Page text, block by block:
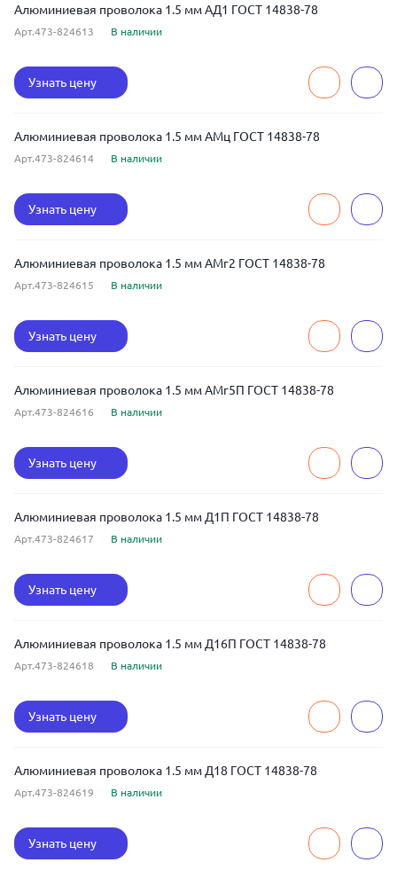
Алюминиевая проволока 1.5 мм АД1 ГОСТ 14838-78
Арт.473-824613 В наличии
Узнать цену
Алюминиевая проволока 1.5 мм АМц ГОСТ 14838-78
Арт.473-824614 В наличии
Узнать цену
Алюминиевая проволока 1.5 мм АМг2 ГОСТ 14838-78
Арт.473-824615 В наличии
Узнать цену
Алюминиевая проволока 1.5 мм АМг5П ГОСТ 14838-78
Арт.473-824616 В наличии
Узнать цену
Алюминиевая проволока 1.5 мм Д1П ГОСТ 14838-78
Арт.473-824617 В наличии
Узнать цену
Алюминиевая проволока 1.5 мм Д16П ГОСТ 14838-78
Арт.473-824618 В наличии
Узнать цену
Алюминиевая проволока 1.5 мм Д18 ГОСТ 14838-78
Арт.473-824619 В наличии
Узнать цену